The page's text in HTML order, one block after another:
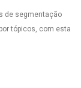
de segmentação
tópicos, com esta